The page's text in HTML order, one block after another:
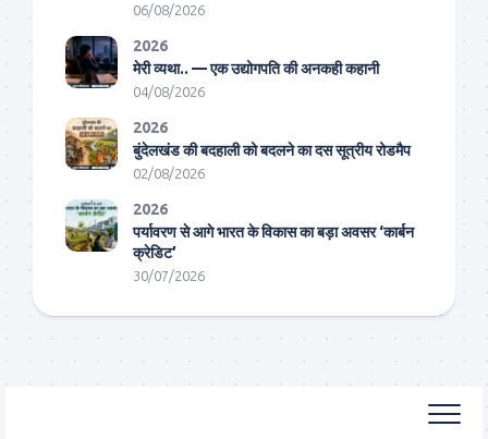
06/08/2026
2026
मेरी व्यथा.. — एक उद्योगपति की अनकही कहानी
04/08/2026
2026
बुंदेलखंड की बदहाली को बदलने का दस सूत्रीय रोडमैप
02/08/2026
2026
पर्यावरण से आगे भारत के विकास का बड़ा अवसर ‘कार्बन
क्रेडिट’
30/07/2026